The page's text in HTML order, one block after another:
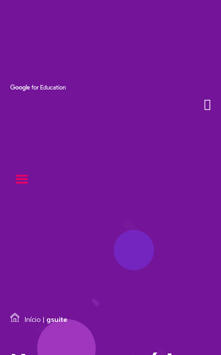
Início | gsuite